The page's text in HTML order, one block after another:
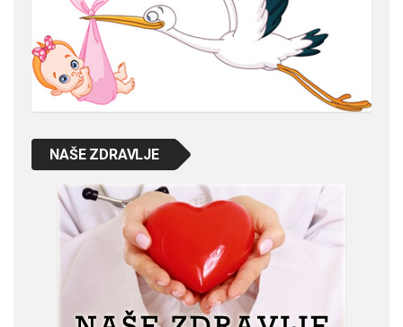
NAŠE ZDRAVLJE